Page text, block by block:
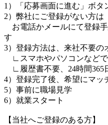
1）「応募画面に進む」ボタ
2）弊社にご登録がない方は
お電話かメールにて登録
す
3）登録方法は、来社不要の
∟スマホやパソコンなどで
∟履歴書不要、24時間365
4）登録完了後、希望にマッ
5）事前に職場見学
6）就業スタート
【当社へご登録のある方】